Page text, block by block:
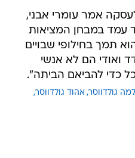
אמר עומרי אבני,
עמד במבחן המציאות
תמך בחילופי שבויים
ואודי הם לא אנשי
כדי להביאם הביתה".
גולדווסר אהוד גולדווסר